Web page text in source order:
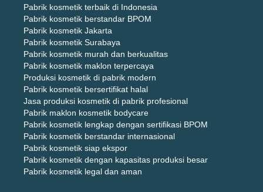
Pabrik kosmetik terbaik di Indonesia
Pabrik kosmetik berstandar BPOM
Pabrik kosmetik Jakarta
Pabrik kosmetik Surabaya
Pabrik kosmetik murah dan berkualitas
Pabrik kosmetik maklon terpercaya
Produksi kosmetik di pabrik modern
Pabrik kosmetik bersertifikat halal
Jasa produksi kosmetik di pabrik profesional
Pabrik maklon kosmetik bodycare
Pabrik kosmetik lengkap dengan sertifikasi BPOM
Pabrik kosmetik berstandar internasional
Pabrik kosmetik siap ekspor
Pabrik kosmetik dengan kapasitas produksi besar
Pabrik kosmetik legal dan aman